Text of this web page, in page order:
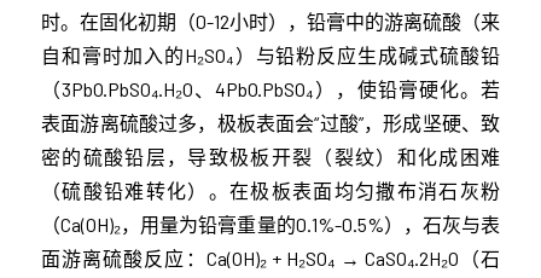
时。在固化初期（0-12小时），铅膏中的游离硫酸（来
自和膏时加入的H₂SO₄）与铅粉反应生成碱式硫酸铅
（3PbO·PbSO₄·H₂O、4PbO·PbSO₄），使铅膏硬化。若
表面游离硫酸过多，极板表面会“过酸”，形成坚硬、致
密的硫酸铅层，导致极板开裂（裂纹）和化成困难
（硫酸铅难转化）。在极板表面均匀撒布消石灰粉
（Ca(OH)₂，用量为铅膏重量的0.1%-0.5%），石灰与表
面游离硫酸反应：Ca(OH)₂ + H₂SO₄ → CaSO₄·2H₂O（石